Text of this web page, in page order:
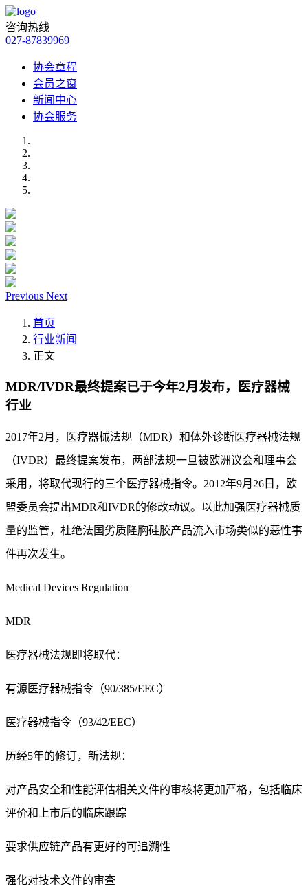
咨询热线
027-87839969
协会章程
会员之窗
新闻中心
协会服务
Previous Next
首页
行业新闻
正文
MDR/IVDR最终提案已于今年2月发布，医疗器械
行业
2017年2月，医疗器械法规（MDR）和体外诊断医疗器械法规
（IVDR）最终提案发布，两部法规一旦被欧洲议会和理事会
采用，将取代现行的三个医疗器械指令。2012年9月26日，欧
盟委员会提出MDR和IVDR的修改动议。以此加强医疗器械质
量的监管，杜绝法国劣质隆胸硅胶产品流入市场类似的恶性事
件再次发生。
Medical Devices Regulation
MDR
医疗器械法规即将取代：
有源医疗器械指令（90/385/EEC）
医疗器械指令（93/42/EEC）
历经5年的修订，新法规：
对产品安全和性能评估相关文件的审核将更加严格，包括临床
评价和上市后的临床跟踪
要求供应链产品有更好的可追溯性
强化对技术文件的审查